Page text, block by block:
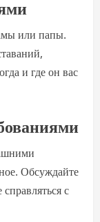
или папы.
и где он вас
Обсуждайте
с